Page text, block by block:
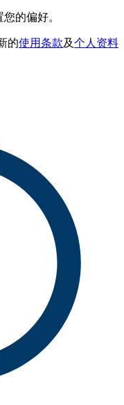
您的偏好。
的使用条款及个人资料